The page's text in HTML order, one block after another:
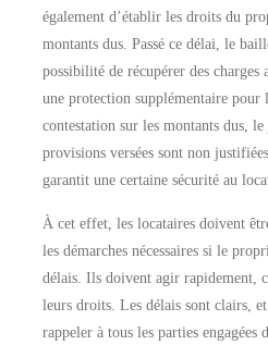
également d’établir les droits du
montants dus. Passé ce délai, le
possibilité de récupérer des charges
une protection supplémentaire pour
contestation sur les montants dus,
provisions versées sont non
garantit une certaine sécurité au
À cet effet, les locataires doivent
les démarches nécessaires si le
délais. Ils doivent agir rapidement,
leurs droits. Les délais sont clairs,
rappeler à tous les parties engagées